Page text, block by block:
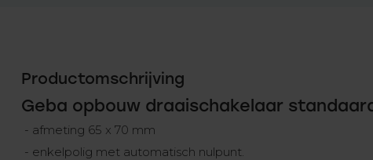
Productomschrijving
Geba opbouw draaischakelaar
- afmeting 65 x 70 mm
- enkelpolig met automatisch nulpunt.